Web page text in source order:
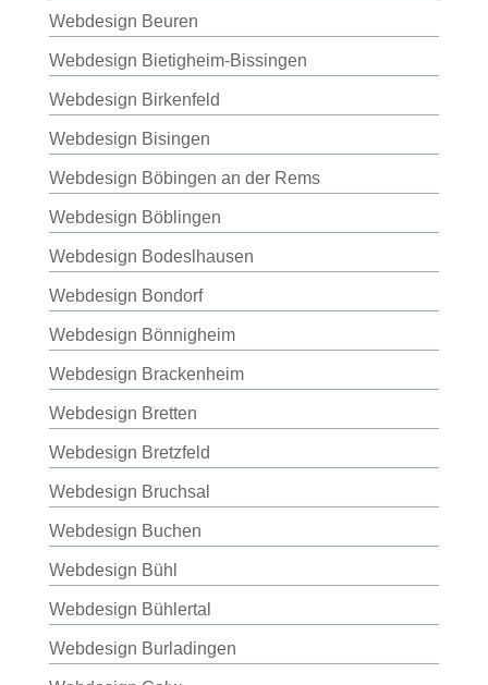
Webdesign Beuren
Webdesign Bietigheim-Bissingen
Webdesign Birkenfeld
Webdesign Bisingen
Webdesign Böbingen an der Rems
Webdesign Böblingen
Webdesign Bodeslhausen
Webdesign Bondorf
Webdesign Bönnigheim
Webdesign Brackenheim
Webdesign Bretten
Webdesign Bretzfeld
Webdesign Bruchsal
Webdesign Buchen
Webdesign Bühl
Webdesign Bühlertal
Webdesign Burladingen